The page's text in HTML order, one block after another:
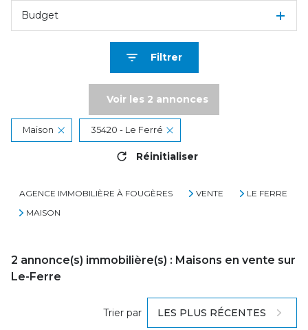
Budget
Filtrer
Voir les 2 annonces
Maison 35420 - Le Ferré
Réinitialiser
AGENCE IMMOBILIÈRE À FOUGÈRES VENTE
LE FERRE
MAISON
2 annonce(s) immobilière(s) : Maisons en vente sur
Le-Ferre
Trier par LES PLUS RÉCENTES